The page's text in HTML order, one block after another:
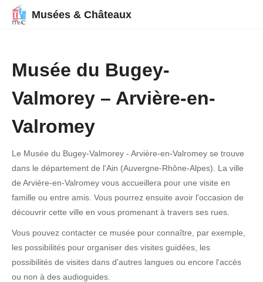
Musées & Châteaux
Musée du Bugey-
Valmorey – Arvière-en-
Valromey
Le Musée du Bugey-Valmorey - Arvière-en-Valromey se trouve
dans le département de l'Ain (Auvergne-Rhône-Alpes). La ville
de Arvière-en-Valromey vous accueillera pour une visite en
famille ou entre amis. Vous pourrez ensuite avoir l'occasion de
découvrir cette ville en vous promenant à travers ses rues.
Vous pouvez contacter ce musée pour connaître, par exemple,
les possibilités pour organiser des visites guidées, les
possibilités de visites dans d'autres langues ou encore l'accès
ou non à des audioguides.